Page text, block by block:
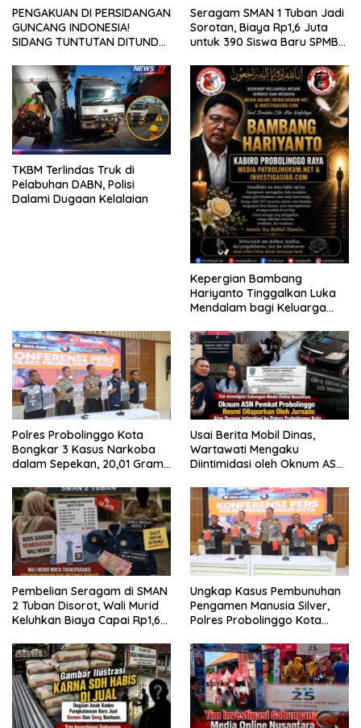
PENGAKUAN DI PERSIDANGAN
GUNCANG INDONESIA!
SIDANG TUNTUTAN DITUNDA,
MENGAMUK DI PN MALANG
Seragam SMAN 1 Tuban Jadi
Sorotan, Biaya Rp1,6 Juta
untuk 390 Siswa Baru SPMB
TKBM Terlindas Truk di
Pelabuhan DABN, Polisi
Dalami Dugaan Kelalaian
Kepergian Bambang
Hariyanto Tinggalkan Luka
Mendalam bagi Keluarga
Polres Probolinggo Kota
Bongkar 3 Kasus Narkoba
dalam Sepekan, 20,01 Gram
Usai Berita Mobil Dinas,
Wartawati Mengaku
Diintimidasi oleh Oknum ASN
Tempuh Jalur Hukum
Pembelian Seragam di SMAN
2 Tuban Disorot, Wali Murid
Keluhkan Biaya Capai Rp1,6
Ungkap Kasus Pembunuhan
Pengamen Manusia Silver,
Polres Probolinggo Kota